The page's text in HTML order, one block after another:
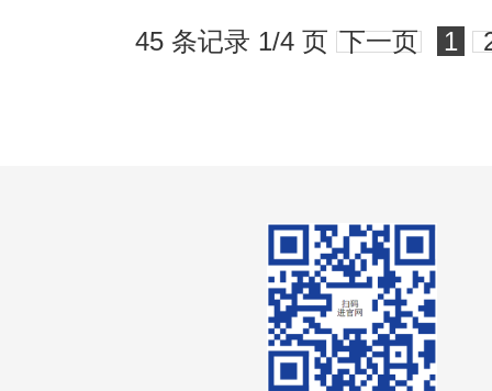
45 条记录 1/4 页 下一页 1